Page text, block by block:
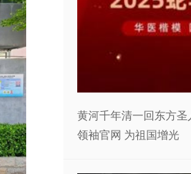
黄河千年清一回东方圣
领袖官网 为祖国增光